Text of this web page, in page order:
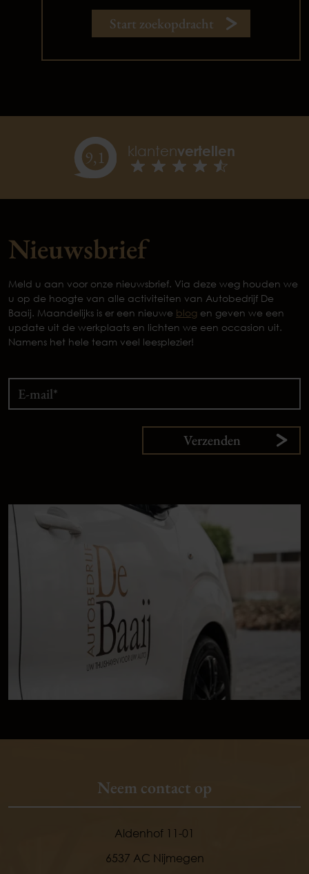
Start zoekopdracht
9,1 klantenvertellen
Nieuwsbrief
Meld u aan voor onze nieuwsbrief. Via deze weg houden we
u op de hoogte van alle activiteiten van Autobedrijf De
Baaij. Maandelijks is er een nieuwe blog en geven we een
update uit de werkplaats en lichten we een occasion uit.
Namens het hele team veel leesplezier!
Verzenden
Neem contact op
Aldenhof 11-01
6537 AC Nijmegen